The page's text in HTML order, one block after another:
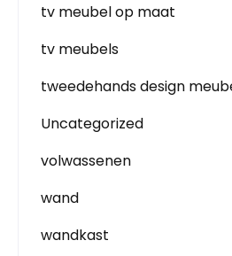
tv meubel op maat
tv meubels
tweedehands design
Uncategorized
volwassenen
wand
wandkast